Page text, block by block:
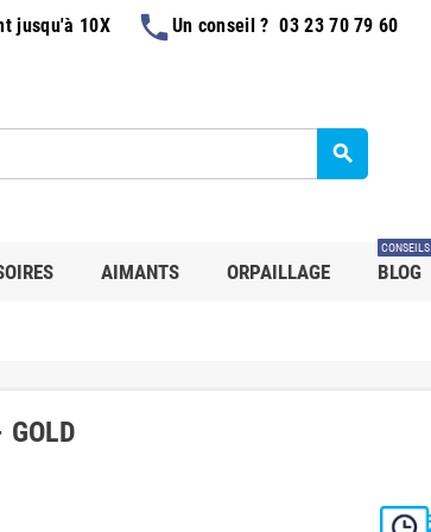
jusqu'à 10X phoneUn conseil ? 03 23 70 79 60
search
AIMANTS ORPAILLAGE BLOG
CONSEILS